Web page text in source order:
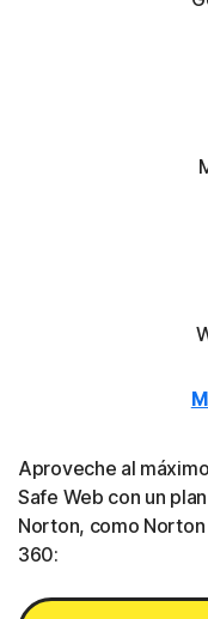
Aproveche al
Safe Web con un
Norton, como
360: